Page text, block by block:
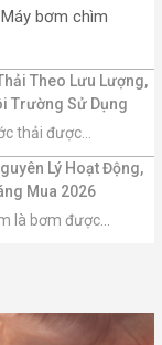
bơm chìm
Theo Lưu Lượng,
Trường Sử Dụng
thải được...
Lý Hoạt Động,
Mua 2026
là bơm được...